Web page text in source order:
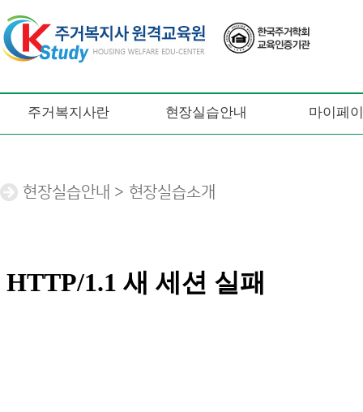
주거복지사란 현장실습안내 마이페
현장실습안내 > 현장실습소개